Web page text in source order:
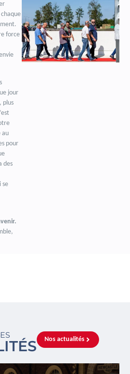
force
jour
plus
au
pour
des
se
Nos actualités